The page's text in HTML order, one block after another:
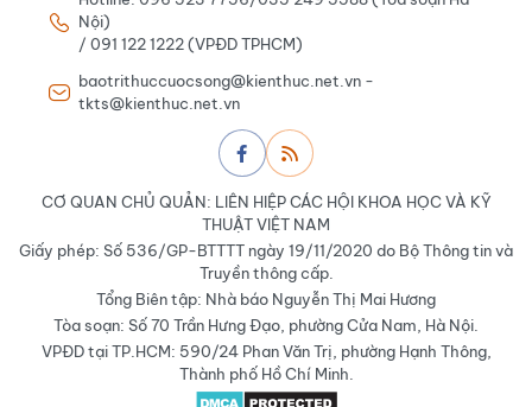
Nội)
/ 091 122 1222 (VPĐD TPHCM)
baotrithuccuocsong@kienthuc.net.vn -
tkts@kienthuc.net.vn
CƠ QUAN CHỦ QUẢN: LIÊN HIỆP CÁC HỘI KHOA HỌC VÀ KỸ
THUẬT VIỆT NAM
Giấy phép: Số 536/GP-BTTTT ngày 19/11/2020 do Bộ Thông tin và
Truyền thông cấp.
Tổng Biên tập: Nhà báo Nguyễn Thị Mai Hương
Tòa soạn: Số 70 Trần Hưng Đạo, phường Cửa Nam, Hà Nội.
VPĐD tại TP.HCM: 590/24 Phan Văn Trị, phường Hạnh Thông,
Thành phố Hồ Chí Minh.